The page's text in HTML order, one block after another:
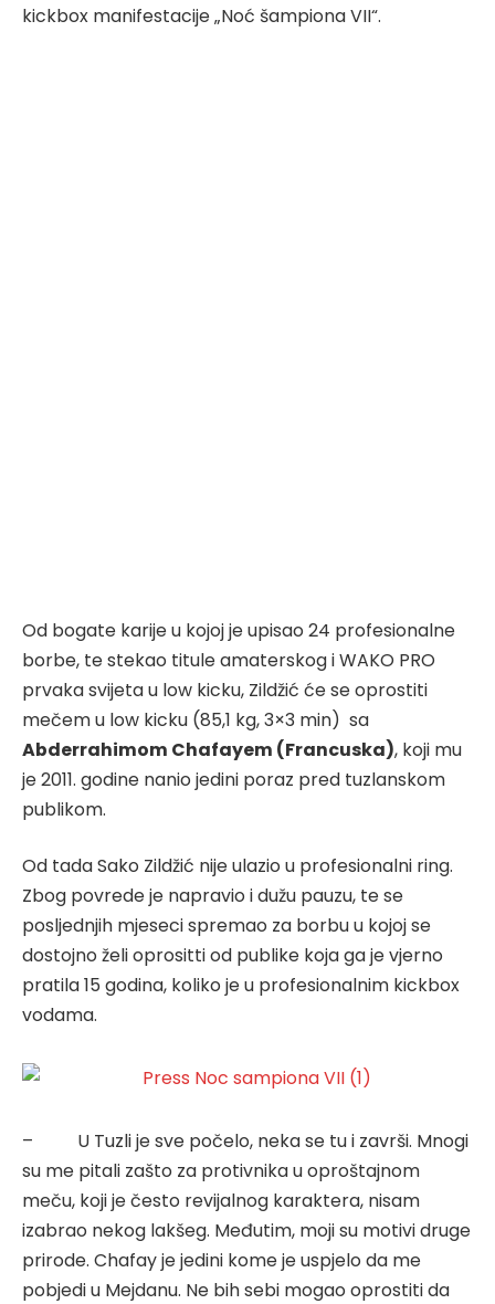
kickbox manifestacije „Noć šampiona VII“.
Od bogate karije u kojoj je upisao 24 profesionalne
borbe, te stekao titule amaterskog i WAKO PRO
prvaka svijeta u low kicku, Zildžić će se oprostiti
mečem u low kicku (85,1 kg, 3×3 min) sa
Abderrahimom Chafayem (Francuska), koji mu
je 2011. godine nanio jedini poraz pred tuzlanskom
publikom.
Od tada Sako Zildžić nije ulazio u profesionalni ring.
Zbog povrede je napravio i dužu pauzu, te se
posljednjih mjeseci spremao za borbu u kojoj se
dostojno želi oprositti od publike koja ga je vjerno
pratila 15 godina, koliko je u profesionalnim kickbox
vodama.
– U Tuzli je sve počelo, neka se tu i završi. Mnogi
su me pitali zašto za protivnika u oproštajnom
meču, koji je često revijalnog karaktera, nisam
izabrao nekog lakšeg. Međutim, moji su motivi druge
prirode. Chafay je jedini kome je uspjelo da me
pobjedi u Mejdanu. Ne bih sebi mogao oprostiti da